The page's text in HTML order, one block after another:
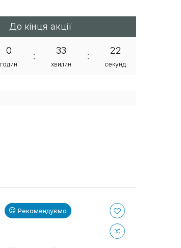
До кінця акції
0
годин
:
33
хвилин
:
21
секунд
Рекомендуємо